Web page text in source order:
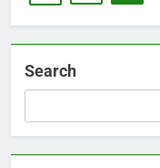
Search